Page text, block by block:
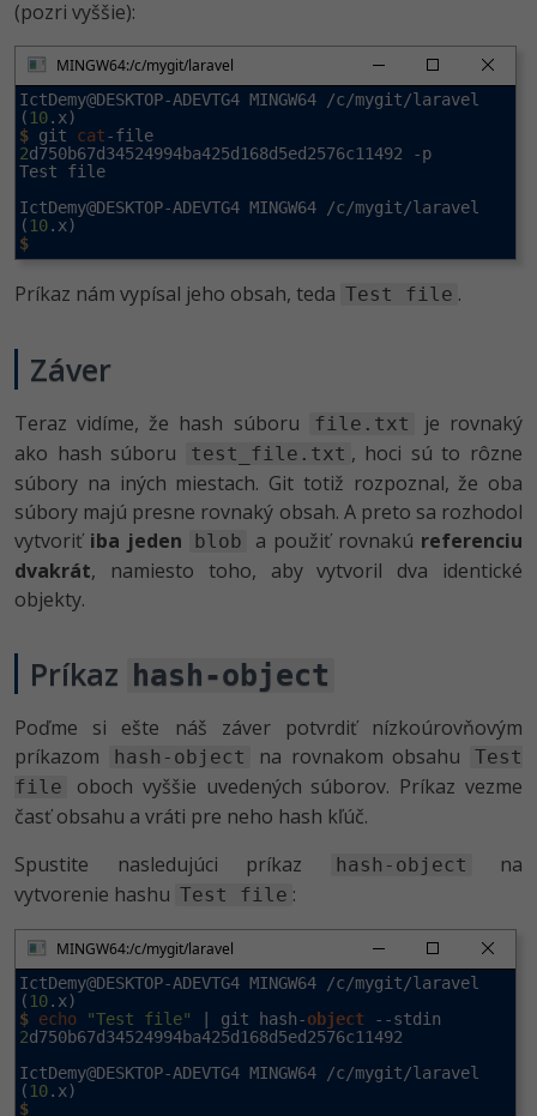
(pozri vyššie):
MINGW64:/c/mygit/laravel
IctDemy@DESKTOP-ADEVTG4 MINGW64 /c/mygit/laravel
( 10
$ git cat
2d750b67d34524994ba425d168d5ed2576c11492 -p
Test file
IctDemy@DESKTOP-ADEVTG4 MINGW64 /c/mygit/laravel
( 10
$
Príkaz nám vypísal jeho obsah, teda Test file .
Záver
Teraz vidíme, že hash súboru file.txt
je rovnaký
ako hash súboru
test_file.txt , hoci sú to rôzne
súbory na iných miestach. Git totiž rozpoznal, že oba
súbory majú presne rovnaký obsah. A preto sa rozhodol
vytvoriť iba jeden blob a použiť rovnakú referenciu
dvakrát, namiesto toho, aby vytvoril dva identické
objekty.
Príkaz hash-object
Poďme si ešte náš záver potvrdiť nízkoúrovňovým
príkazom
hash-object na rovnakom obsahu
Test
file
oboch vyššie uvedených súborov. Príkaz vezme
časť obsahu a vráti pre neho hash kľúč.
Spustite nasledujúci príkaz
hash-object
na
vytvorenie hashu Test file :
MINGW64:/c/mygit/laravel
IctDemy@DESKTOP-ADEVTG4 MINGW64 /c/mygit/laravel
( 10
$ echo "Test file" | git hash-object
2d750b67d34524994ba425d168d5ed2576c11492
IctDemy@DESKTOP-ADEVTG4 MINGW64 /c/mygit/laravel
( 10
$